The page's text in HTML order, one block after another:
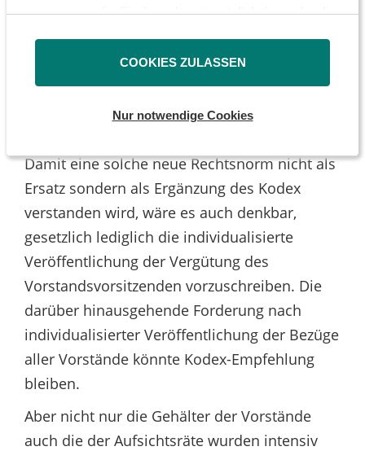
zusammen, die Sie ihnen bereitgestellt haben oder die
COOKIES ZULASSEN
Nur notwendige Cookies
den Top-Zahlern unter den DAX-
Gesellschaften sind da selbst für einfache
Vorstandsmitglieder Pensionszahlungen bis
Damit eine solche neue Rechtsnorm nicht als
Ersatz sondern als Ergänzung des Kodex
verstanden wird, wäre es auch denkbar,
gesetzlich lediglich die individualisierte
Veröffentlichung der Vergütung des
Vorstandsvorsitzenden vorzuschreiben. Die
darüber hinausgehende Forderung nach
individualisierter Veröffentlichung der Bezüge
aller Vorstände könnte Kodex-Empfehlung
bleiben.
Aber nicht nur die Gehälter der Vorstände
auch die der Aufsichtsräte wurden intensiv